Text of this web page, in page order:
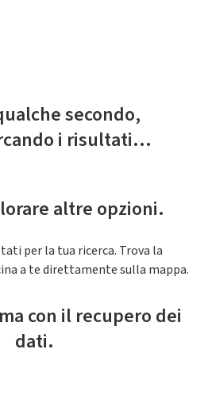
secondo,
i risultati...
altre opzioni.
per la tua ricerca. Trova la
a te direttamente sulla mappa.
con il recupero dei
dati.